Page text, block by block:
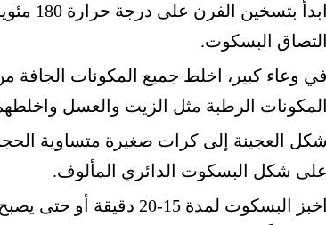
ابدأ
التصاق البسكوت.
في وعاء كبير، اخلط جميع المكونات الجافة
المكونات الرطبة مثل الزيت والعسل
شكل العجينة إلى كرات صغيرة متساوية
على شكل البسكوت الدائري المألوف.
اخبز البسكوت لمدة 15-20